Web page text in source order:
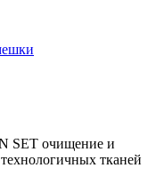
SET очищение и
тканей